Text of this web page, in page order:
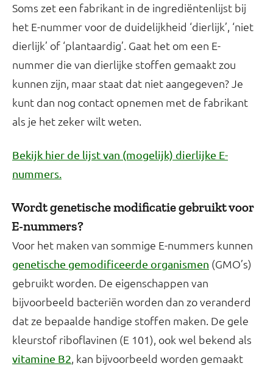
Soms zet een fabrikant in de ingrediëntenlijst bij
het E-nummer voor de duidelijkheid ‘dierlijk’, ‘niet
dierlijk’ of ‘plantaardig’. Gaat het om een E-
nummer die van dierlijke stoffen gemaakt zou
kunnen zijn, maar staat dat niet aangegeven? Je
kunt dan nog contact opnemen met de fabrikant
als je het zeker wilt weten.
Bekijk hier de lijst van (mogelijk) dierlijke E-
nummers.
Wordt genetische modificatie gebruikt voor
E-nummers?
Voor het maken van sommige E-nummers kunnen
genetische gemodificeerde organismen (GMO’s)
gebruikt worden. De eigenschappen van
bijvoorbeeld bacteriën worden dan zo veranderd
dat ze bepaalde handige stoffen maken. De gele
kleurstof riboflavinen (E 101), ook wel bekend als
vitamine B2, kan bijvoorbeeld worden gemaakt